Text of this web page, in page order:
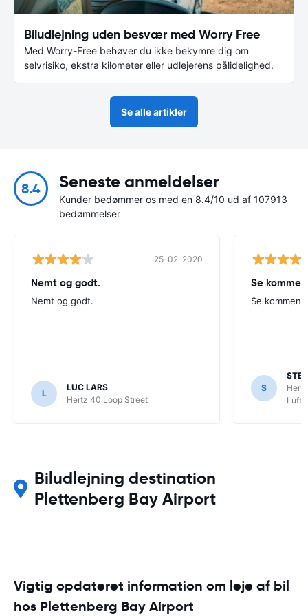
Biludlejning uden besvær med Worry Free
Med Worry-Free behøver du ikke bekymre dig om
selvrisiko, ekstra kilometer eller udlejerens pålidelighed.
Se alle artikler
8.4 Seneste anmeldelser
Kunder bedømmer os med en 8.4/10 ud af 107913
bedømmelser
25-02-2020
Nemt og godt.
Nemt og godt.
L
LUC LARS
Hertz 40 Loop Street
Se
Se
S
Biludlejning destination
Plettenberg Bay Airport
Vigtig opdateret information om leje af bil
hos Plettenberg Bay Airport